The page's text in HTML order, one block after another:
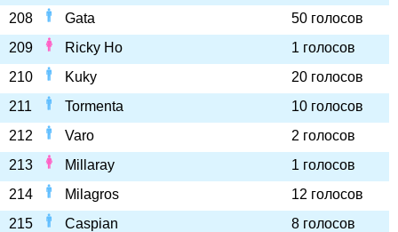
208
Gata
50 голосов
209
Ricky Ho
1 голосов
210
Kuky
20 голосов
211
Tormenta
10 голосов
212
Varo
2 голосов
213
Millaray
1 голосов
214
Milagros
12 голосов
215
Caspian
8 голосов